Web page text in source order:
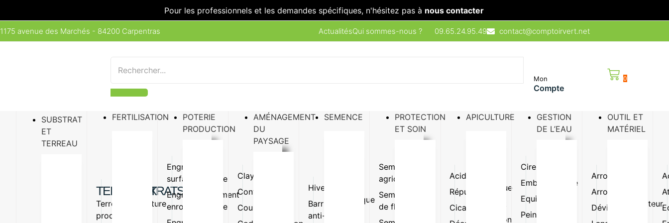
Pour les professionnels et les demandes spécifiques, n'hésitez pas à nous contacter
1175 avenue des Marchés - 84200 Carpentras ActualitésQui sommes-nous ? 09.65.24.95.49 contact@comptoirvert.net
Mon
Compte
0
SUBSTRAT
ET
TERREAU
TERREAUX
Terreau
production
SUBSTRATS
Vermiculture
FERTILISATION
Engrais
surfaçage
Engrais
enrobé
organique
Amendement
organique
POTERIE
PRODUCTION
Clayette
Conteneur
Coupe
AMÉNAGEMENT
DU
PAYSAGE
Hivernage
Barrière
anti-
synthétique
SEMENCE
Semence
agricole
Semence
de fleur
PROTECTION
ET SOIN
Acidifiant
Répulsif
Cicatrisant
biologique
Protection
APICULTURE
Cire
Emballage
Equipement
Peinture
Semence
GESTION
DE L’EAU
Arroseur
Arrosoir
DévidoirPulvérisateur
OUTIL ET
MATÉRIEL